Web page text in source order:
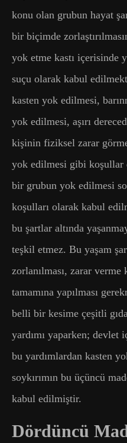
konu olan grubun hayat
bir biçimde
yok etme kastı içerisinde
suçu olarak kabul
kasten yok edilmesi,
yok edilmesi, aşırı
kişinin fiziksel zarar
yok edilmesi gibi
bir grubun yok edilmesi
koşulları olarak kabul
bu şartlar altında
teşkil etmez. Bu yaşam
zorlanılması, zarar
tamamına yapılması
belli bir kesime çeşitli
yardımı yaparken; devlet
bu yardımlardan kasten
soykırımın bu üçüncü
kabul edilmiştir.
Dördüncü